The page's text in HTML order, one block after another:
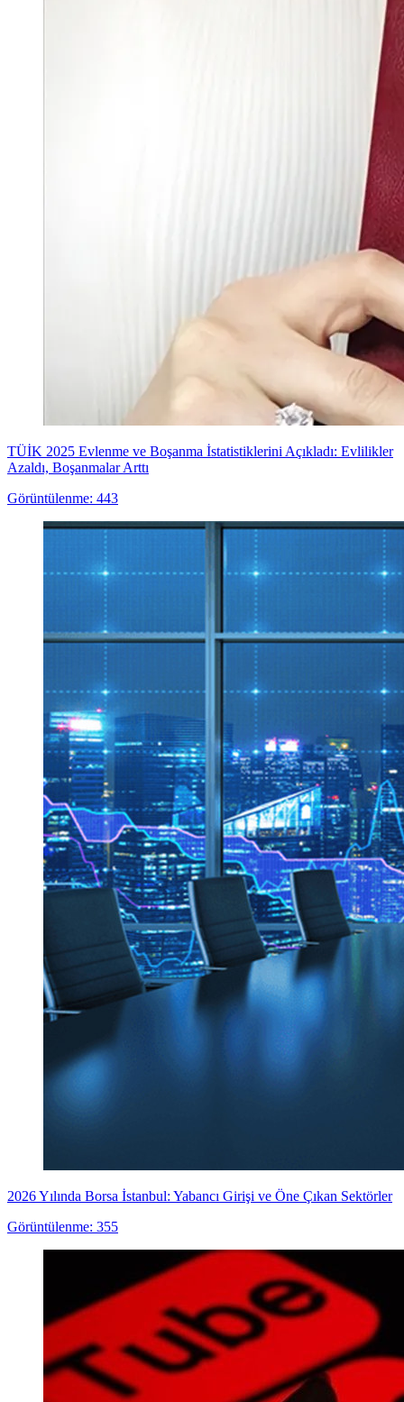
TÜİK 2025 Evlenme ve Boşanma İstatistiklerini Açıkladı: Evlilikler
Azaldı, Boşanmalar Arttı
Görüntülenme: 443
2026 Yılında Borsa İstanbul: Yabancı Girişi ve Öne Çıkan Sektörler
Görüntülenme: 355